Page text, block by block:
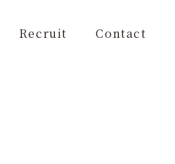
Recruit Contact